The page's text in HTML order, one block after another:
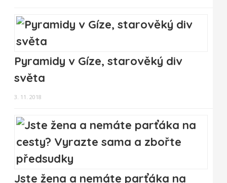
Pyramidy v Gíze, starověký div
světa
3. 11. 2018
Jste žena a nemáte parťáka na